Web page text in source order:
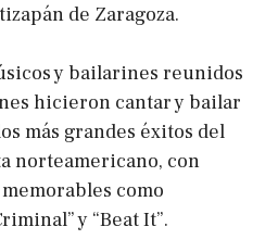
de Zaragoza.
y bailarines reunidos
hicieron cantar y bailar
más grandes éxitos del
norteamericano, con
como
y “Beat It”.